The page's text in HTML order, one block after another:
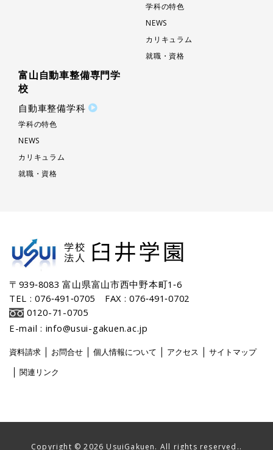
学科の特色
NEWS
カリキュラム
就職・資格
富山自動車整備専門学
校
自動車整備学科
学科の特色
NEWS
カリキュラム
就職・資格
〒939‐8083 富山県富山市西中野本町1‐6
TEL : 076‐491‐0705 FAX : 076‐491‐0702
0120-71-0705
E-mail : info@usui-gakuen.ac.jp
資料請求 ｜ お問合せ ｜ 個人情報について ｜ アクセス ｜ サイトマップ
｜ 関連リンク
Copyright ©2026 UsuiGakuen. All rights reserved..